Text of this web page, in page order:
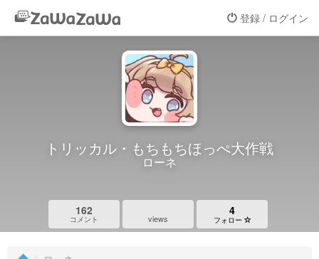
登録 / ログイン
トリッカル・もちもちほっぺ大作戦
ローネ
162
コメント views
4
フォロー